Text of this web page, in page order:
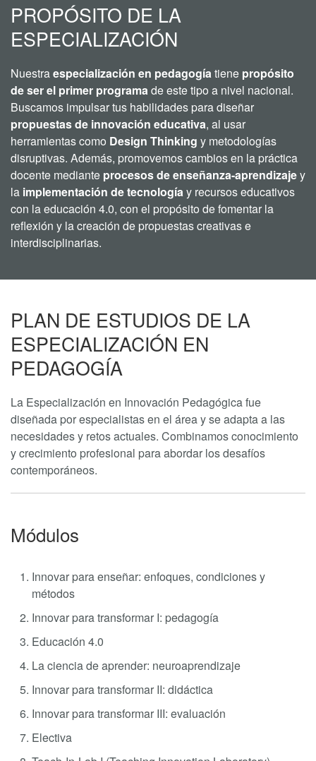
PROPÓSITO DE LA
ESPECIALIZACIÓN
Nuestraespecialización en pedagogíatiene propósito
de ser el primer programade este tipo a nivel nacional.
Buscamos impulsar tus habilidades para diseñar
propuestas de innovación educativa, al usar
herramientas como Design Thinking y metodologías
disruptivas. Además, promovemos cambios en la práctica
docente mediante procesos de enseñanza-aprendizajey
la implementación de tecnologíay recursos educativos
con la educación 4.0, con el propósito de fomentar la
reflexión y la creación de propuestas creativas e
interdisciplinarias.
PLAN DE ESTUDIOS DE LA
ESPECIALIZACIÓN EN
PEDAGOGÍA
La Especialización en Innovación Pedagógica fue
diseñada por especialistas en el área y se adapta a las
necesidades y retos actuales. Combinamos conocimiento
y crecimiento profesional para abordar los desafíos
contemporáneos.
Módulos
Innovar para enseñar: enfoques, condiciones y
métodos
Innovar para transformar I: pedagogía
Educación 4.0
La ciencia de aprender: neuroaprendizaje
Innovar para transformar II: didáctica
Innovar para transformar III: evaluación
Electiva